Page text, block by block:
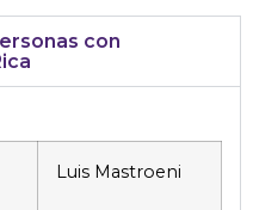
con
Luis Mastroeni